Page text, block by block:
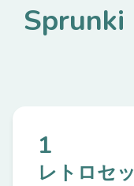
Sprunki
1
レトロセ